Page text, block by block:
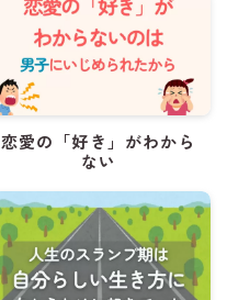
恋愛の「好き」がわから
ない